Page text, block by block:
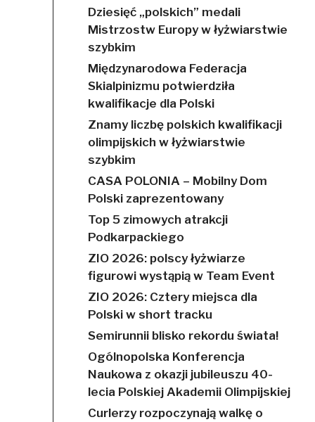
Dziesięć „polskich” medali
Mistrzostw Europy w łyżwiarstwie
szybkim
Międzynarodowa Federacja
Skialpinizmu potwierdziła
kwalifikacje dla Polski
Znamy liczbę polskich kwalifikacji
olimpijskich w łyżwiarstwie
szybkim
CASA POLONIA – Mobilny Dom
Polski zaprezentowany
Top 5 zimowych atrakcji
Podkarpackiego
ZIO 2026: polscy łyżwiarze
figurowi wystąpią w Team Event
ZIO 2026: Cztery miejsca dla
Polski w short tracku
Semirunnii blisko rekordu świata!
Ogólnopolska Konferencja
Naukowa z okazji jubileuszu 40-
lecia Polskiej Akademii Olimpijskiej
Curlerzy rozpoczynają walkę o